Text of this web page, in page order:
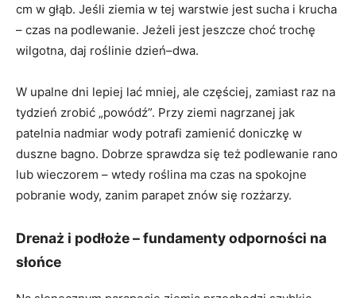
cm w głąb. Jeśli ziemia w tej warstwie jest sucha i krucha
– czas na podlewanie. Jeżeli jest jeszcze choć trochę
wilgotna, daj roślinie dzień–dwa.
W upalne dni lepiej lać mniej, ale częściej, zamiast raz na
tydzień zrobić „powódź”. Przy ziemi nagrzanej jak
patelnia nadmiar wody potrafi zamienić doniczkę w
duszne bagno. Dobrze sprawdza się też podlewanie rano
lub wieczorem – wtedy roślina ma czas na spokojne
pobranie wody, zanim parapet znów się rozżarzy.
Drenaż i podłoże – fundamenty odporności na
słońce